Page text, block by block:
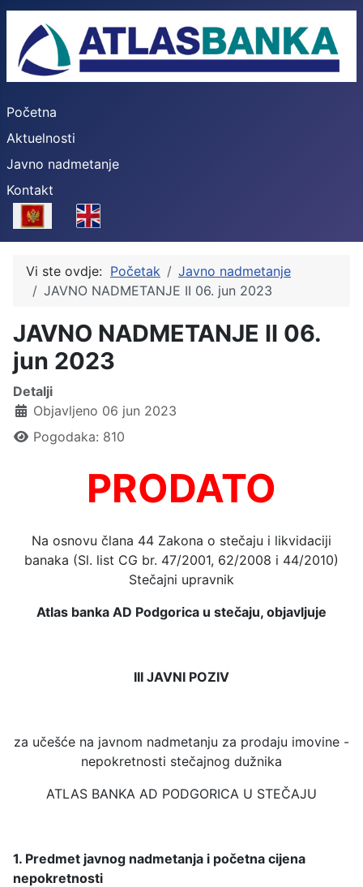
Početna
Aktuelnosti
Javno nadmetanje
Kontakt
Select your language
Vi ste ovdje: Početak
Javno nadmetanje
JAVNO NADMETANJE II 06. jun 2023
JAVNO NADMETANJE II 06.
jun 2023
Detalji
Objavljeno 06 jun 2023
Pogodaka: 810
PRODATO
Na osnovu člana 44 Zakona o stečaju i likvidaciji
banaka (Sl. list CG br. 47/2001, 62/2008 i 44/2010)
Stečajni upravnik
Atlas banka AD Podgorica u stečaju, objavljuje
III JAVNI POZIV
za učešće na javnom nadmetanju za prodaju imovine -
nepokretnosti stečajnog dužnika
ATLAS BANKA AD PODGORICA U STEČAJU
1. Predmet javnog nadmetanja i početna cijena
nepokretnosti